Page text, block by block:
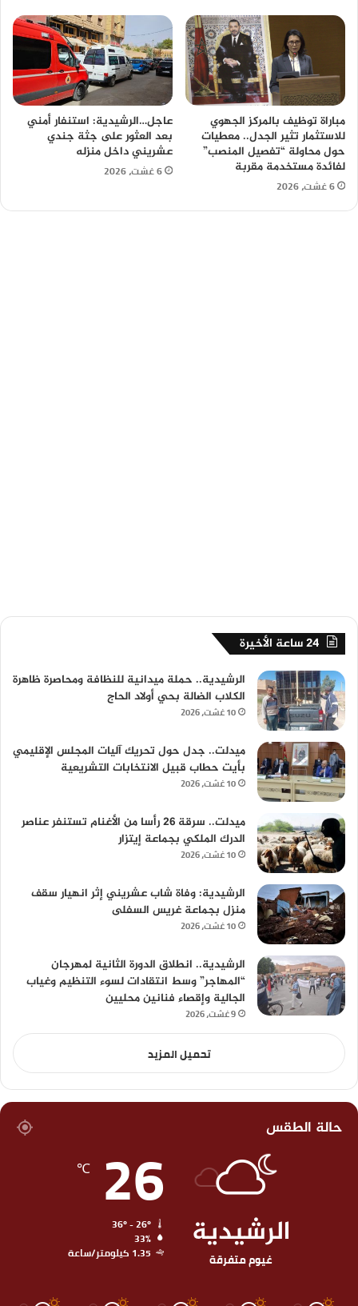
مباراة توظيف بالمركز الجهوي
للاستثمار تثير الجدل.. معطيات
حول محاولة “تفصيل المنصب”
لفائدة مستخدمة مقربة
6 غشت، 2026
عاجل…الرشيدية: استنفار أمني
بعد العثور على جثة جندي
عشريني داخل منزله
6 غشت، 2026
24 ساعة الأخيرة
الرشيدية.. حملة ميدانية للنظافة ومحاصرة ظاهرة
الكلاب الضالة بحي أولاد الحاج
10 غشت، 2026
ميدلت.. جدل حول تحريك آليات المجلس الإقليمي
بأيت حطاب قبيل الانتخابات التشريعية
10 غشت، 2026
ميدلت.. سرقة 26 رأسا من الأغنام تستنفر عناصر
الدرك الملكي بجماعة إيتزار
10 غشت، 2026
الرشيدية: وفاة شاب عشريني إثر انهيار سقف
منزل بجماعة غريس السفلى
10 غشت، 2026
الرشيدية.. انطلاق الدورة الثانية لمهرجان
“المهاجر” وسط انتقادات لسوء التنظيم وغياب
الجالية وإقصاء فنانين محليين
9 غشت، 2026
تحميل المزيد
حالة الطقس
الرشيدية
غيوم متفرقة
26
℃
33%
1.35 كيلومتر/ساعة